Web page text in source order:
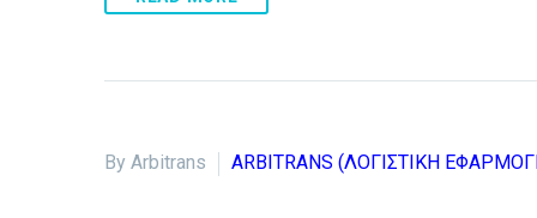
By Arbitrans ARBITRANS (ΛΟΓΙΣΤΙΚΗ